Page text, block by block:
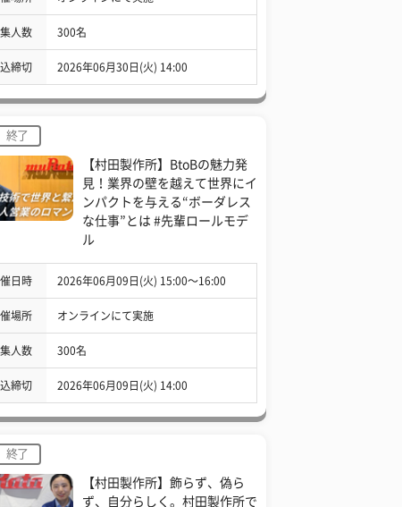
人数 300名
締切 2026年06月30日(火) 14:00
終了
【村田製作所】BtoBの魅力発
見！業界の壁を越えて世界にイ
ンパクトを与える“ボーダレス
な仕事”とは #先輩ロールモデ
ル
日時 2026年06月09日(火) 15:00〜16:00
場所 オンラインにて実施
人数 300名
締切 2026年06月09日(火) 14:00
終了
【村田製作所】飾らず、偽ら
ず、自分らしく。村田製作所で